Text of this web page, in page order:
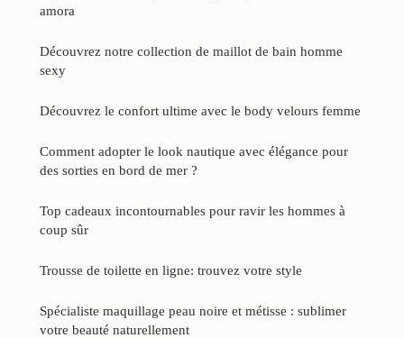
amora
Découvrez notre collection de maillot de bain homme
sexy
Découvrez le confort ultime avec le body velours femme
Comment adopter le look nautique avec élégance pour
des sorties en bord de mer ?
Top cadeaux incontournables pour ravir les hommes à
coup sûr
Trousse de toilette en ligne: trouvez votre style
Spécialiste maquillage peau noire et métisse : sublimer
votre beauté naturellement